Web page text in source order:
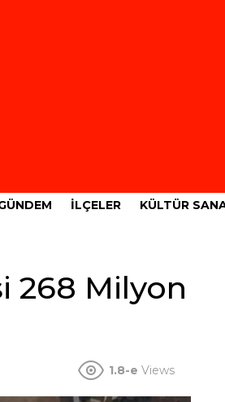
İLÇELER KÜLTÜR
268 Milyon
1.8-e Views